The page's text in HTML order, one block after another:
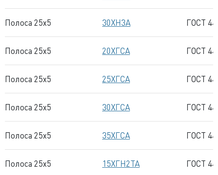
Полоса 25x5 30ХН3А ГОСТ
Полоса 25x5 20ХГСА ГОСТ
Полоса 25x5 25ХГСА ГОСТ
Полоса 25x5 30ХГСА ГОСТ
Полоса 25x5 35ХГСА ГОСТ
Полоса 25x5 15ХГН2ТА ГОСТ